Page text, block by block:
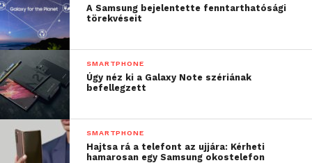
A Samsung bejelentette fenntarthatósági
törekvéseit
SMARTPHONE
Úgy néz ki a Galaxy Note szériának
befellegzett
SMARTPHONE
Hajtsa rá a telefont az ujjára: Kérheti
hamarosan egy Samsung okostelefon